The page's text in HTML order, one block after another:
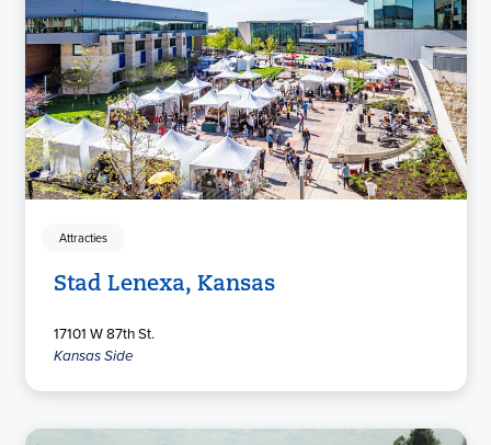
Attracties
Stad Lenexa, Kansas
17101 W 87th St.
Kansas Side